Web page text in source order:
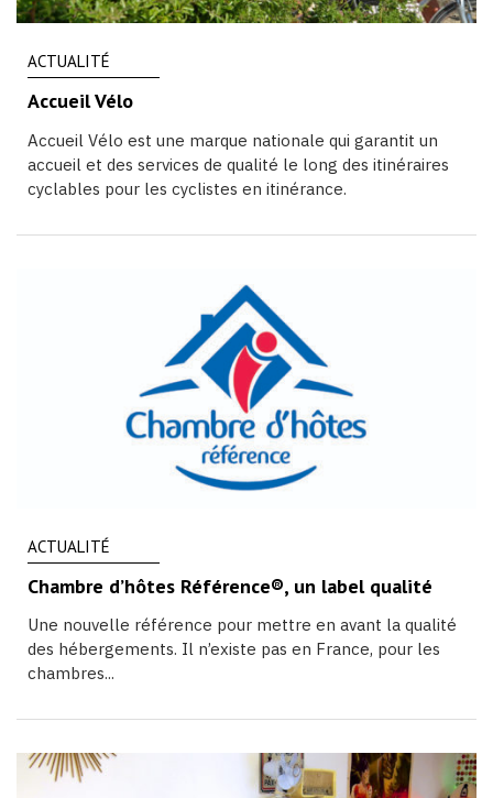
ACTUALITÉ
Accueil Vélo
Accueil Vélo est une marque nationale qui garantit un
accueil et des services de qualité le long des itinéraires
cyclables pour les cyclistes en itinérance.
ACTUALITÉ
Chambre d’hôtes Référence®, un label qualité
Une nouvelle référence pour mettre en avant la qualité
des hébergements. Il n’existe pas en France, pour les
chambres...